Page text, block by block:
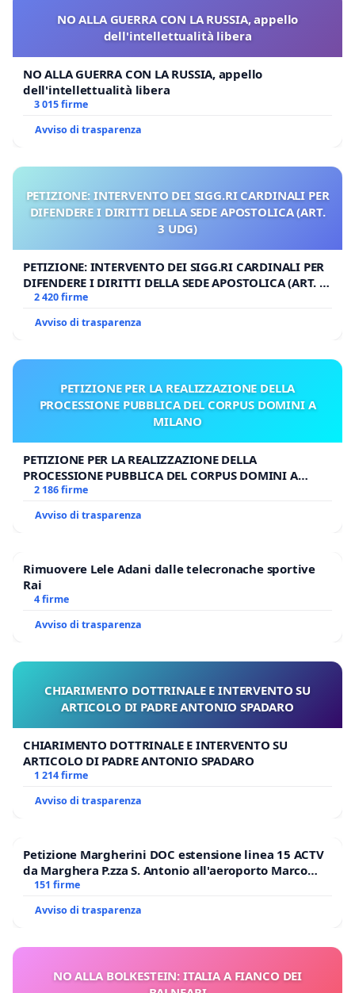
NO ALLA GUERRA CON LA RUSSIA, appello
dell'intellettualità libera
NO ALLA GUERRA CON LA RUSSIA, appello
dell'intellettualità libera
3 015 firme
Avviso di trasparenza
PETIZIONE: INTERVENTO DEI SIGG.RI CARDINALI PER
DIFENDERE I DIRITTI DELLA SEDE APOSTOLICA (ART.
3 UDG)
PETIZIONE: INTERVENTO DEI SIGG.RI CARDINALI PER
DIFENDERE I DIRITTI DELLA SEDE APOSTOLICA (ART. 3
UDG)
2 420 firme
Avviso di trasparenza
PETIZIONE PER LA REALIZZAZIONE DELLA
PROCESSIONE PUBBLICA DEL CORPUS DOMINI A
MILANO
PETIZIONE PER LA REALIZZAZIONE DELLA
PROCESSIONE PUBBLICA DEL CORPUS DOMINI A
MILANO
2 186 firme
Avviso di trasparenza
Rimuovere Lele Adani dalle telecronache sportive
Rai
4 firme
Avviso di trasparenza
CHIARIMENTO DOTTRINALE E INTERVENTO SU
ARTICOLO DI PADRE ANTONIO SPADARO
CHIARIMENTO DOTTRINALE E INTERVENTO SU
ARTICOLO DI PADRE ANTONIO SPADARO
1 214 firme
Avviso di trasparenza
Petizione Margherini DOC estensione linea 15 ACTV
da Marghera P.zza S. Antonio all'aeroporto Marco
Polo tariffa a € 1,50
151 firme
Avviso di trasparenza
NO ALLA BOLKESTEIN: ITALIA A FIANCO DEI